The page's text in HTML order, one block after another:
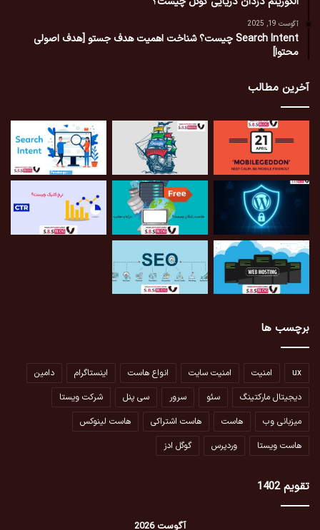
آگوست 19, 2025
Search Intent چیست؟ شناخت اهمیت هدف جستو [هدف اصولی
محتوا]
آخرین مطالب
برچسب ها
ux امنیت امنیت سایت انواع هاست اینستاگرام
دامین
دیجیتال مارکتینگ
سئو سرور سی پنل
شرکت ویستا
میزبانی وب
هاست هاست اشتراکی
هاست لینوکس
هاست ویستا
وردپرس گوگل ادز
تقویم 1402
آگوست 2026